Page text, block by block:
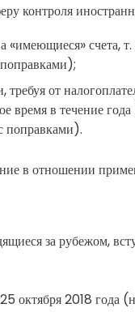
контроля
счета,
от
в течение
поправками).
в отношении
за рубежом,
октября 2018